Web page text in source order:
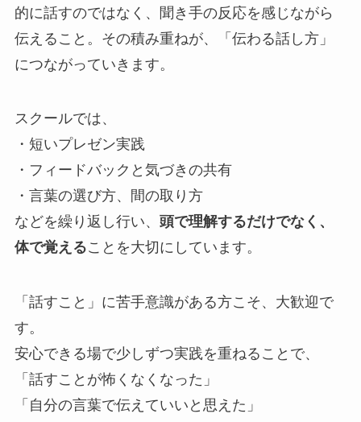
的に話すのではなく、聞き手の反応を感じながら
伝えること。その積み重ねが、「伝わる話し方」
につながっていきます。
スクールでは、
・短いプレゼン実践
・フィードバックと気づきの共有
・言葉の選び方、間の取り方
などを繰り返し行い、 頭で理解するだけでなく、
体で覚えることを大切にしています。
「話すこと」に苦手意識がある方こそ、大歓迎で
す。
安心できる場で少しずつ実践を重ねることで、
「話すことが怖くなくなった」
「自分の言葉で伝えていいと思えた」